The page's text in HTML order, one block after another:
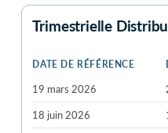
Trimestrielle
DATE DE RÉFÉRENCE
19 mars 2026
18 juin 2026